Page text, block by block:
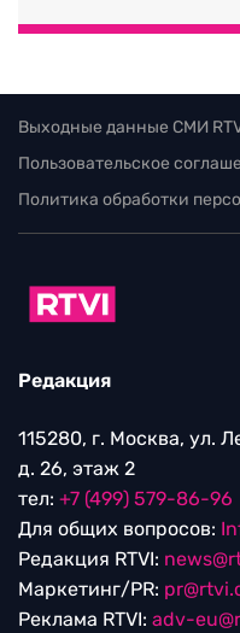
Выходные данные СМИ
Пользовательское
Политика обработки
Редакция
115280, г. Москва, ул.
д. 26, этаж 2
тел: +7 (499) 579-86-96
Для общих вопросов:
Редакция RTVI:
Маркетинг/PR:
Реклама RTVI: adv-